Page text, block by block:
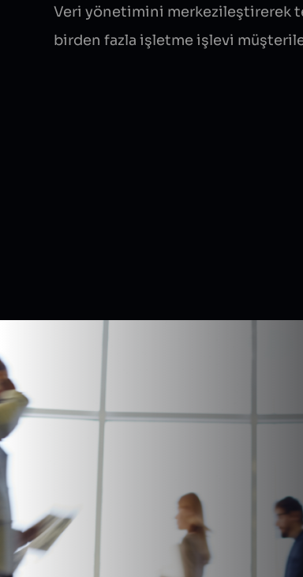
Veri yönetimini merkezileştirerek
birden fazla işletme işlevi